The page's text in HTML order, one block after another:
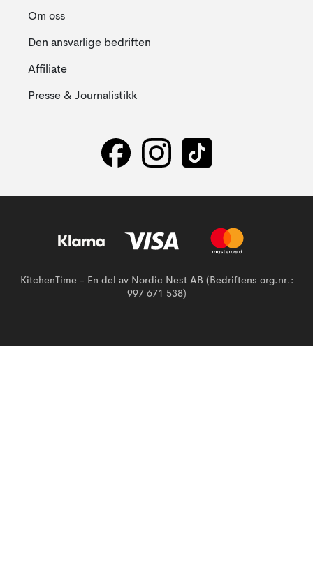
Om oss
Den ansvarlige bedriften
Affiliate
Presse & Journalistikk
KitchenTime - En del av Nordic Nest AB (Bedriftens org.nr.:
997 671 538)